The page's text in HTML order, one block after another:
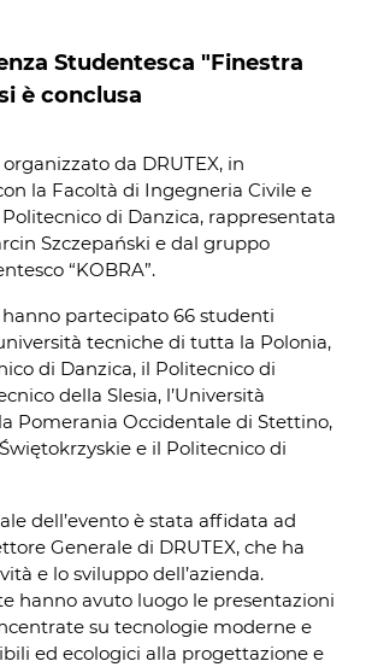
Studentesca "Finestra
è conclusa
organizzato da DRUTEX, in
la Facoltà di Ingegneria Civile e
di Danzica, rappresentata
Szczepański e dal gruppo
“KOBRA”.
partecipato 66 studenti
tecniche di tutta la Polonia,
di Danzica, il Politecnico di
della Slesia, l’Università
Pomerania Occidentale di Stettino,
e il Politecnico di
dell’evento è stata affidata ad
Generale di DRUTEX, che ha
e lo sviluppo dell’azienda.
hanno avuto luogo le presentazioni
su tecnologie moderne e
ed ecologici alla progettazione e